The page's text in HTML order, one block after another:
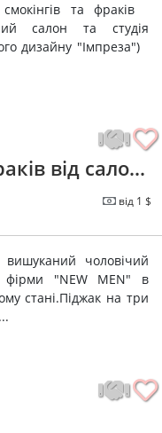
та фраків
салон та студія
дизайну "Імпреза")
від сало...
від 1 $
чоловічий
фірми "NEW MEN" в
стані.Піджак на три